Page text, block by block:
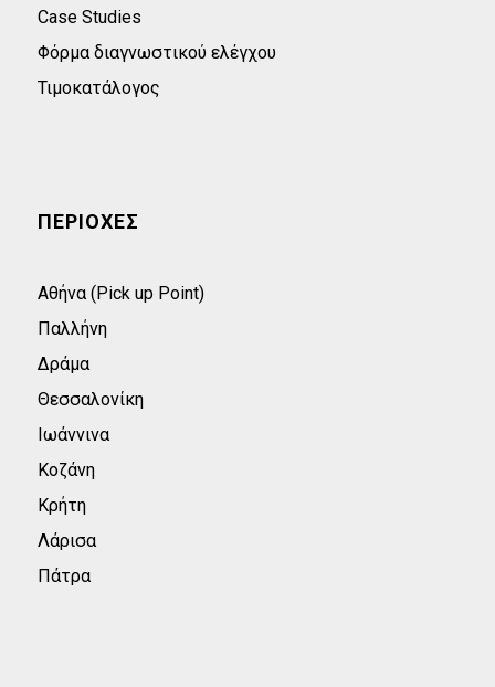
Case Studies
Φόρμα διαγνωστικού ελέγχου
Τιμοκατάλογος
ΠΕΡΙΟΧΕΣ
Αθήνα (Pick up Point)
Παλλήνη
Δράμα
Θεσσαλονίκη
Ιωάννινα
Κοζάνη
Κρήτη
Λάρισα
Πάτρα